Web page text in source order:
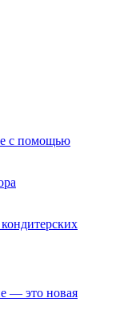
с помощью
— это новая